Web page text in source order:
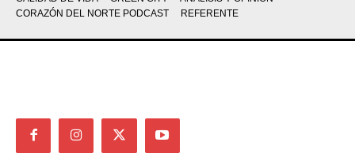
CORAZÓN DEL NORTE PODCAST
REFERENTE